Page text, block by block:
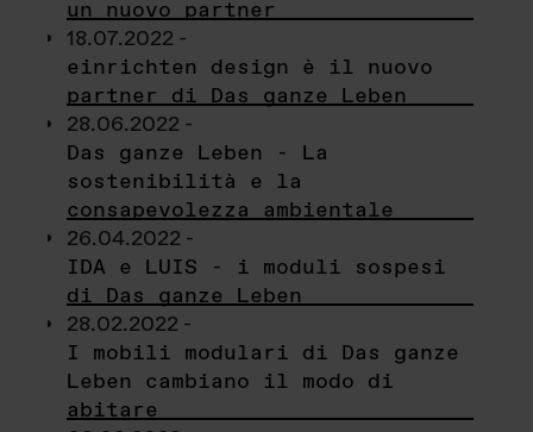
un nuovo partner
18.07.2022 -
einrichten design è il nuovo
partner di Das ganze Leben
28.06.2022 -
Das ganze Leben - La
sostenibilità e la
consapevolezza ambientale
26.04.2022 -
IDA e LUIS - i moduli sospesi
di Das ganze Leben
28.02.2022 -
I mobili modulari di Das ganze
Leben cambiano il modo di
abitare